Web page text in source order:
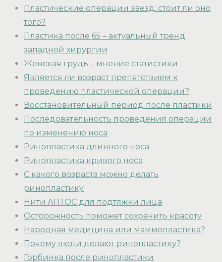
Пластические операции звезд: стоит ли оно
того?
Пластика после 65 – актуальный тренд
западной хирургии
Женская грудь – мнение статистики
Является ли возраст препятствием к
проведению пластической операции?
Восстановительный период после пластики
Последовательность проведения операции
по изменению носа
Ринопластика длинного носа
Ринопластика кривого носа
С какого возраста можно делать
ринопластику
Нити АПТОС для подтяжки лица
Осторожность поможет сохранить красоту
Народная медицина или маммопластика?
Почему люди делают ринопластику?
Горбинка после ринопластики